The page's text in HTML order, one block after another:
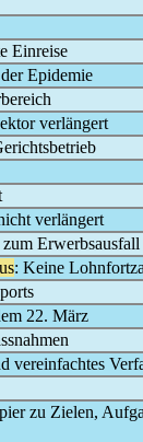
Einreise
Epidemie
verlängert
verlängert
Erwerbsausfall
: Keine
22. März
vereinfachtes
zu Zielen,